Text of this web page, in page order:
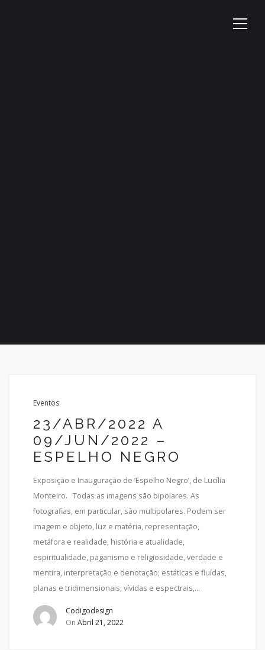
Eventos
23/ABR/2022 A
09/JUN/2022 –
ESPELHO NEGRO
Exposição e Inauguração de ‘Espelho Negro’, de Lucília
Monteiro. Todas as imagens são bipolares. As
fotografias, em particular, são multipolares. Podem ser
imagem e objeto, luz e matéria, representação,
metáfora e realidade, história e atualidade,
espiritualidade, paganismo e religiosidade, verdade e
mentira, interpretação e denotação; estáticas e fluídas,
planas e tridimensionais, vívidas e espectrais,…
Codigodesign
On Abril 21, 2022